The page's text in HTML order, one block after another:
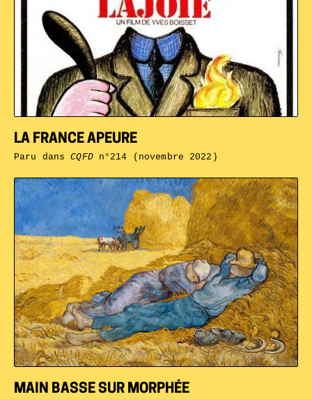
MAIN BASSE SUR MORPHÉE
LA FRANCE APEURE
Paru dansCQFDn°214 (novembre 2022)